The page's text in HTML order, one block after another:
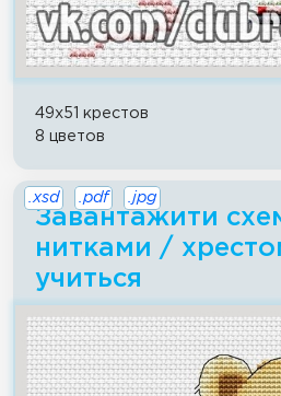
49x51 крестов
8 цветов
Завантажити
нитками /
учиться
.xsd .pdf .jpg